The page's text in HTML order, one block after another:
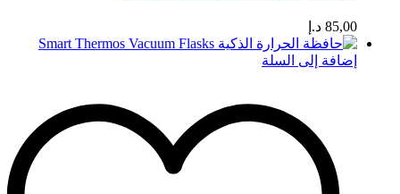
85,00 د.إ
إضافة إلى السلة